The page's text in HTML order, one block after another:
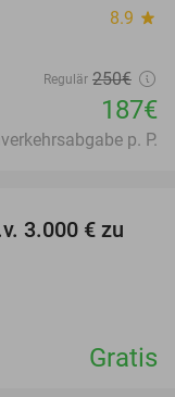
8.9 star
Regulär 250€
187€
p. P.
3.000 € zu
Gratis